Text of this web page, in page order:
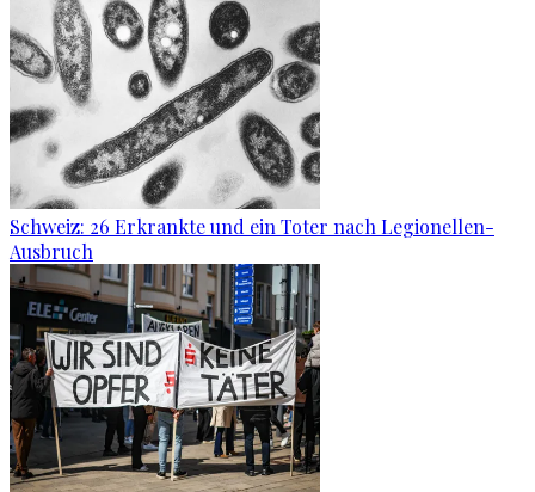
Schweiz: 26 Erkrankte und ein Toter nach Legionellen-
Ausbruch